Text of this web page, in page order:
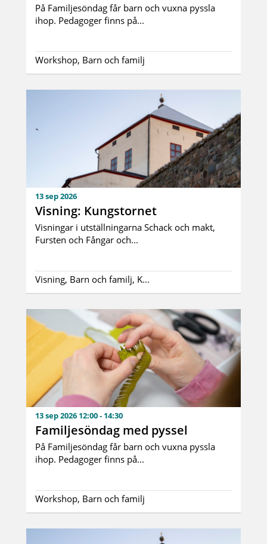
På Familjesöndag får barn och vuxna pyssla
ihop. Pedagoger finns på...
Workshop, Barn och familj
13 sep 2026
Visning: Kungstornet
Visningar i utställningarna Schack och makt,
Fursten och Fångar och...
Visning, Barn och familj, K...
13 sep 2026 12:00 - 14:30
Familjesöndag med pyssel
På Familjesöndag får barn och vuxna pyssla
ihop. Pedagoger finns på...
Workshop, Barn och familj